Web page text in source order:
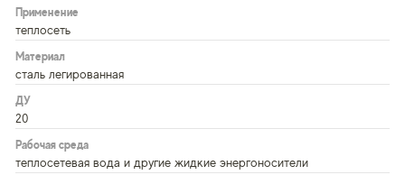
Применение
теплосеть
Материал
сталь легированная
ДУ
20
Рабочая среда
теплосетевая вода и другие жидкие энергоносители